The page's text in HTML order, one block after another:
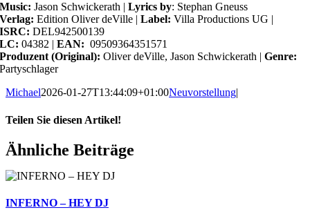
Music:Jason Schwickerath |Lyrics by: Stephan Gneuss
Verlag: Edition Oliver deVille |Label: Villa Productions UG |
ISRC: DEL942500139
LC: 04382 |EAN: 09509364351571
Produzent (Original): Oliver deVille, Jason Schwickerath |Genre:
Partyschlager
Michael2026-01-27T13:44:09+01:00Neuvorstellung|
Teilen Sie diesen Artikel!
Facebook
X
Reddit
LinkedIn
WhatsApp
Telegram
Tumblr
Pinterest
Vk
Xing
E-
Mail
Ähnliche Beiträge
INFERNO – HEY DJ